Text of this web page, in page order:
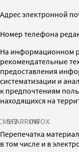
Адрес электронной
Номер телефона
На информационном
рекомендательные
предоставления
систематизации и
к предпочтениям
находящихся на
SPARROWINFOX
Перепечатка
в том числе и в